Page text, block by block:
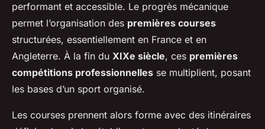
performant et accessible. Le progrès mécanique
permet l’organisation des premières courses
structurées, essentiellement en France et en
Angleterre. À la fin du XIXe siècle, ces premières
compétitions professionnelles se multiplient, posant
les bases d’un sport organisé.
Les courses prennent alors forme avec des itinéraires